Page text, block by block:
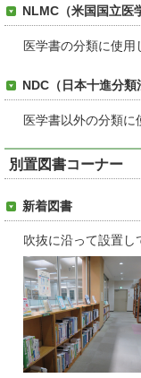
NLMC（米国国立医
医学書の分類に使用
NDC（日本十進分類
医学書以外の分類に
別置図書コーナー
新着図書
吹抜に沿って設置し